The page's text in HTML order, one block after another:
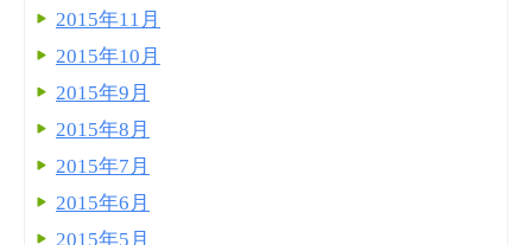
2015年11月
2015年10月
2015年9月
2015年8月
2015年7月
2015年6月
2015年5月